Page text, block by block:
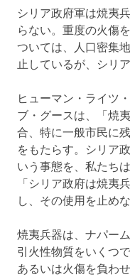
シリア政府軍は焼夷
らない。重度の火傷
ついては、人口密集
止しているが、シリ
ヒューマン・ライツ
ブ・グースは、「焼
合、特に一般市民に
をもたらす。シリア
いう事態を、私たち
「シリア政府は焼夷
し、その使用を止め
焼夷兵器は、ナパー
引火性物質をいくつ
あるいは火傷を負わ